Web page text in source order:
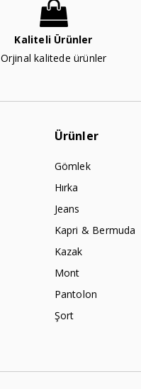
Kaliteli Ürünler
Orjinal kalitede ürünler
Ürünler
Gömlek
Hırka
Jeans
Kapri & Bermuda
Kazak
Mont
Pantolon
Şort